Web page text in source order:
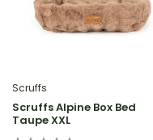
Scruffs
Scruffs Alpine Box Bed
Taupe XXL